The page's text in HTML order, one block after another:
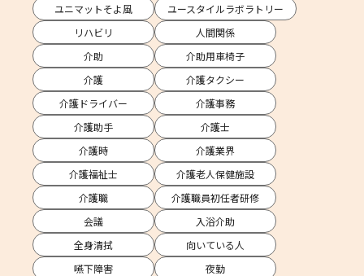
ユニマットそよ風
ユースタイルラボラトリー
リハビリ
人間関係
介助
介助用車椅子
介護
介護タクシー
介護ドライバー
介護事務
介護助手
介護士
介護時
介護業界
介護福祉士
介護老人保健施設
介護職
介護職員初任者研修
会議
入浴介助
全身清拭
向いている人
嚥下障害
夜勤